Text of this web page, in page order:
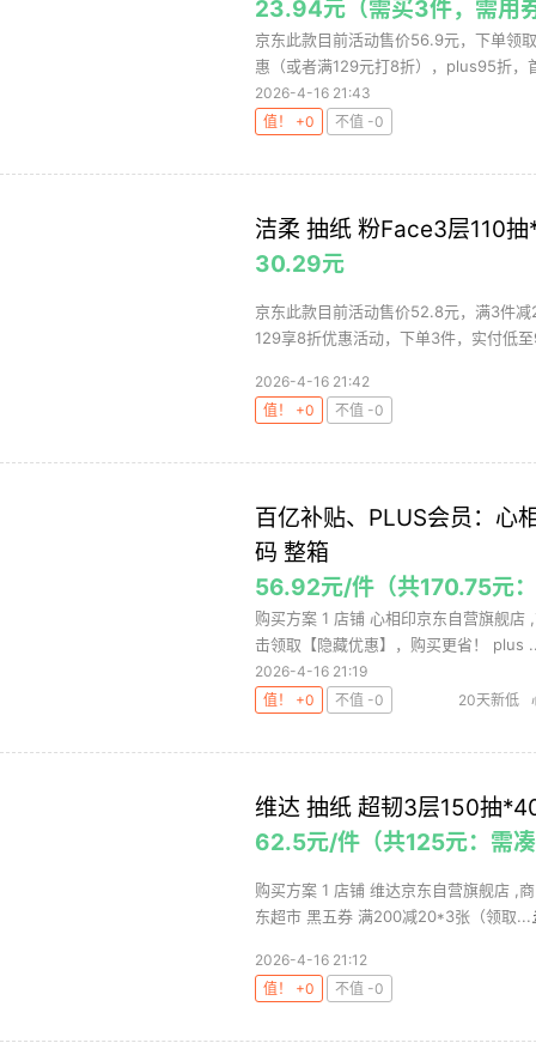
23.94元（需买3件，需用
京东此款目前活动售价56.9元，下单领
惠（或者满129元打8折），plus95折，
2026-4-16 21:43
值！ +0
不值 -0
洁柔 抽纸 粉Face3层110
30.29元
京东此款目前活动售价52.8元，满3件
129享8折优惠活动，下单3件，实付低
2026-4-16 21:42
值！ +0
不值 -0
百亿补贴、PLUS会员：心
码 整箱
56.92元/件（共170.75元
购买方案 1 店铺 心相印京东自营旗舰
击领取【隐藏优惠】，购买更省！ plus
2026-4-16 21:19
值！ +0
不值 -0 20天新低
维达 抽纸 超韧3层150抽
62.5元/件（共125元：需
购买方案 1 店铺 维达京东自营旗舰店 ,
东超市 黑五券 满200减20*3张（领取...
2026-4-16 21:12
值！ +0
不值 -0